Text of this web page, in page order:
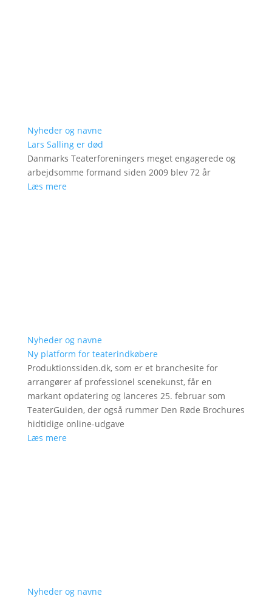
Nyheder og navne
Lars Salling er død
Danmarks Teaterforeningers meget engagerede og
arbejdsomme formand siden 2009 blev 72 år
Læs mere
Nyheder og navne
Ny platform for teaterindkøbere
Produktionssiden.dk, som er et branchesite for
arrangører af professionel scenekunst, får en
markant opdatering og lanceres 25. februar som
TeaterGuiden, der også rummer Den Røde Brochures
hidtidige online-udgave
Læs mere
Nyheder og navne